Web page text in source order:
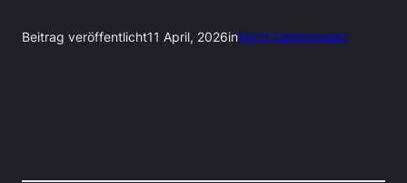
Beitrag veröffentlicht11 April, 2026inNicht kategorisiert